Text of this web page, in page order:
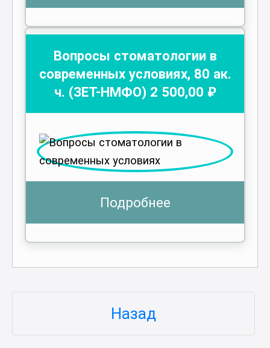
Вопросы стоматологии в
современных условиях, 80 ак.
ч. (ЗЕТ-НМФО) 2 500,00 ₽
Подробнее
Назад